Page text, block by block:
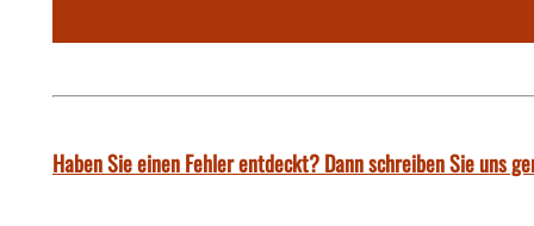
Haben Sie einen Fehler entdeckt? Dann schreiben Sie uns